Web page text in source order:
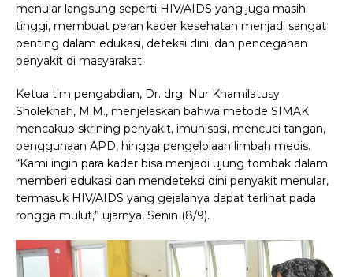
menular langsung seperti HIV/AIDS yang juga masih
tinggi, membuat peran kader kesehatan menjadi sangat
penting dalam edukasi, deteksi dini, dan pencegahan
penyakit di masyarakat.
Ketua tim pengabdian, Dr. drg. Nur Khamilatusy
Sholekhah, M.M., menjelaskan bahwa metode SIMAK
mencakup skrining penyakit, imunisasi, mencuci tangan,
penggunaan APD, hingga pengelolaan limbah medis.
“Kami ingin para kader bisa menjadi ujung tombak dalam
memberi edukasi dan mendeteksi dini penyakit menular,
termasuk HIV/AIDS yang gejalanya dapat terlihat pada
rongga mulut,” ujarnya, Senin (8/9).